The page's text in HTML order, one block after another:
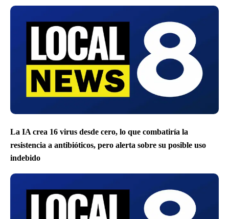
La IA crea 16 virus desde cero, lo que combatiría la
resistencia a antibióticos, pero alerta sobre su posible uso
indebido